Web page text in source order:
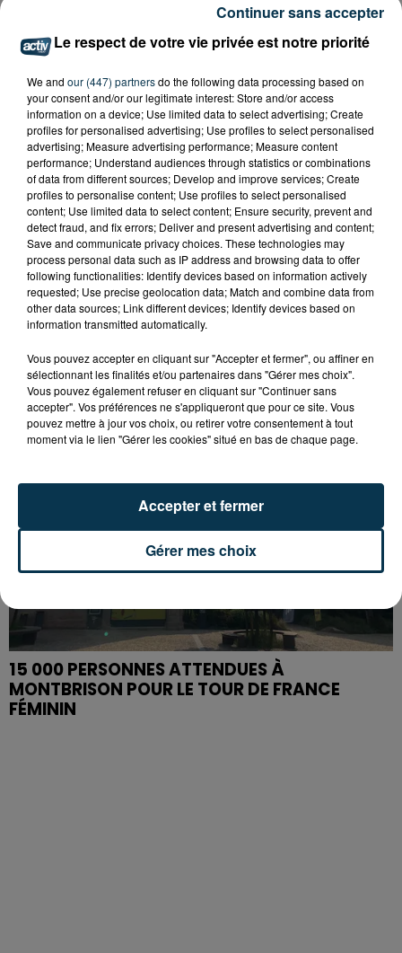
SAINT-ETIENNE : UN ENFANT DÉCÈDE APRÈS
15 000 PERSONNES ATTENDUES À
MONTBRISON POUR LE TOUR DE FRANCE
FÉMININ
Le respect de votre vie privée est notre priorité
We and our (447) partnersdo the following data processing based on
your consent and/or our legitimate interest: Store and/or access
information on a device; Use limited data to select advertising; Create
profiles for personalised advertising; Use profiles to select personalised
advertising; Measure advertising performance; Measure content
performance; Understand audiences through statistics or combinations
of data from different sources; Develop and improve services; Create
profiles to personalise content; Use profiles to select personalised
content; Use limited data to select content; Ensure security, prevent and
detect fraud, and fix errors; Deliver and present advertising and content;
Save and communicate privacy choices. These technologies may
process personal data such as IP address and browsing data to offer
following functionalities: Identify devices based on information actively
requested; Use precise geolocation data; Match and combine data from
other data sources; Link different devices; Identify devices based on
information transmitted automatically.
Vous pouvez accepter en cliquant sur "Accepter et fermer", ou affiner en
sélectionnant les finalités et/ou partenaires dans "Gérer mes choix".
Vous pouvez également refuser en cliquant sur "Continuer sans
accepter". Vos préférences ne s'appliqueront que pour ce site. Vous
pouvez mettre à jour vos choix, ou retirer votre consentement à tout
moment via le lien "Gérer les cookies" situé en bas de chaque page.
Gérer mes choix
Accepter et fermer
Continuer sans accepter